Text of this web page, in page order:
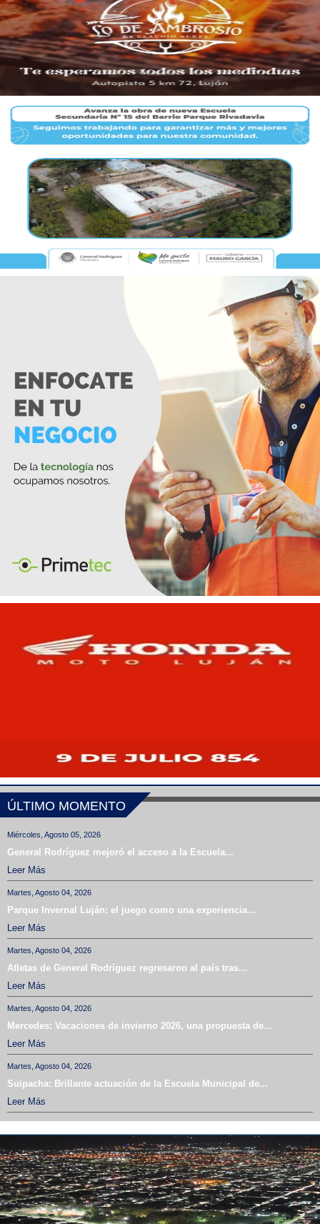
ÚLTIMO MOMENTO
Miércoles, Agosto 05, 2026
General Rodríguez mejoró el acceso a la Escuela...
Leer Más
Martes, Agosto 04, 2026
Parque Invernal Luján: el juego como una experiencia...
Leer Más
Martes, Agosto 04, 2026
Atletas de General Rodríguez regresaron al país tras...
Leer Más
Martes, Agosto 04, 2026
Mercedes: Vacaciones de invierno 2026, una propuesta de...
Leer Más
Martes, Agosto 04, 2026
Suipacha: Brillante actuación de la Escuela Municipal de...
Leer Más